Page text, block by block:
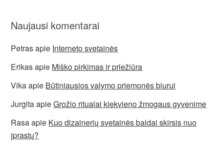
Naujausi komentarai
Petrasapie Interneto svetainės
Erikasapie Miško pirkimas ir priežiūra
Vikaapie Būtiniausios valymo priemonės biurui
JurgitaapieGrožio ritualai kiekvieno žmogaus gyvenime
Rasaapie Kuo dizainerių svetainės baldai skirsis nuo
įprastų?